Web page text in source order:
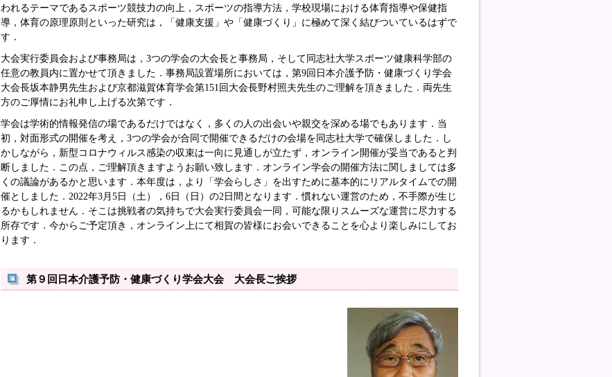
われるテーマであるスポーツ競技力の向上，スポーツの指導方法，学校現場における体育指導や保健指
導，体育の原理原則といった研究は，「健康支援」や「健康づくり」に極めて深く結びついているはずで
す．
大会実行委員会および事務局は，3つの学会の大会長と事務局，そして同志社大学スポーツ健康科学部の
任意の教員内に置かせて頂きました．事務局設置場所においては，第9回日本介護予防・健康づくり学会
大会長坂本静男先生および京都滋賀体育学会第151回大会長野村照夫先生のご理解を頂きました．両先生
方のご厚情にお礼申し上げる次第です．
学会は学術的情報発信の場であるだけではなく，多くの人の出会いや親交を深める場でもあります．当
初，対面形式の開催を考え，3つの学会が合同で開催できるだけの会場を同志社大学で確保しました．し
かしながら，新型コロナウィルス感染の収束は一向に見通しが立たず，オンライン開催が妥当であると判
断しました．この点，ご理解頂きますようお願い致します．オンライン学会の開催方法に関しましては多
くの議論があるかと思います．本年度は，より「学会らしさ」を出すために基本的にリアルタイムでの開
催としました．2022年3月5日（土），6日（日）の2日間となります．慣れない運営のため，不手際が生じ
るかもしれません．そこは挑戦者の気持ちで大会実行委員会一同，可能な限りスムーズな運営に尽力する
所存です．今からご予定頂き，オンライン上にて相賀の皆様にお会いできることを心より楽しみにしてお
ります．
第９回日本介護予防・健康づくり学会大会 大会長ご挨拶